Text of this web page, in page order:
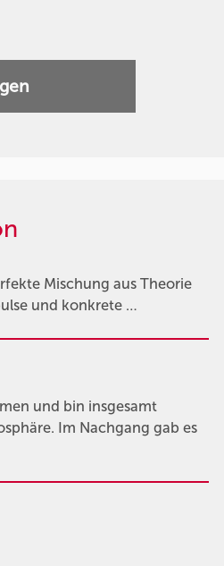
Mischung aus Theorie
und konkrete …
und bin insgesamt
Im Nachgang gab es